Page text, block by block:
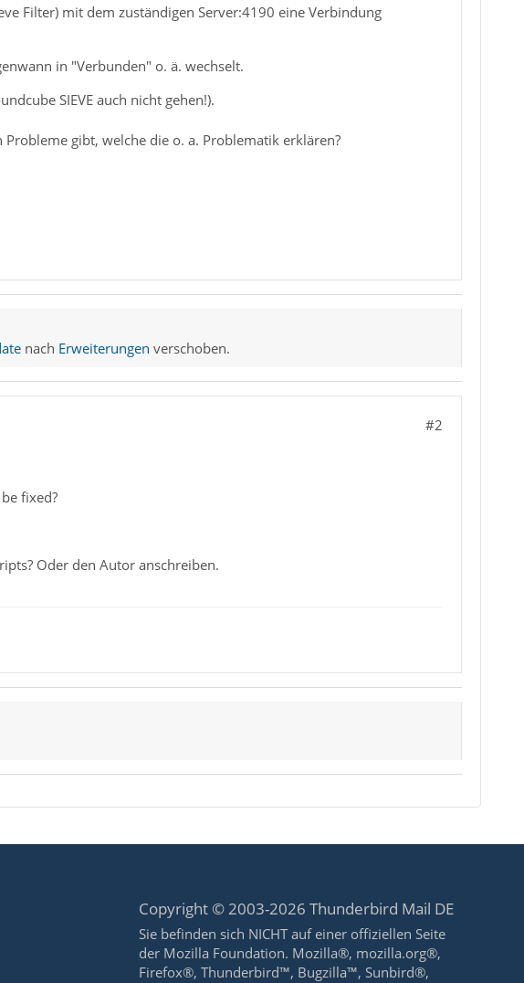
Filter) mit dem zuständigen Server:4190 eine Verbindung
in "Verbunden" o. ä. wechselt.
SIEVE auch nicht gehen!).
gibt, welche die o. a. Problematik erklären?
nach Erweiterungen verschoben.
#2
fixed?
Oder den Autor anschreiben.
Copyright © 2003-2026 Thunderbird Mail DE
Sie befinden sich NICHT auf einer offiziellen Seite
der Mozilla Foundation. Mozilla®, mozilla.org®,
Firefox®, Thunderbird™, Bugzilla™, Sunbird®,